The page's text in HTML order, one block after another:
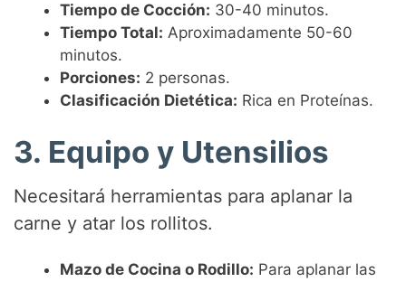
Tiempo de Cocción: 30-40 minutos.
Tiempo Total: Aproximadamente 50-60
minutos.
Porciones: 2 personas.
Clasificación Dietética: Rica en Proteínas.
3. Equipo y Utensilios
Necesitará herramientas para aplanar la
carne y atar los rollitos.
Mazo de Cocina o Rodillo: Para aplanar las